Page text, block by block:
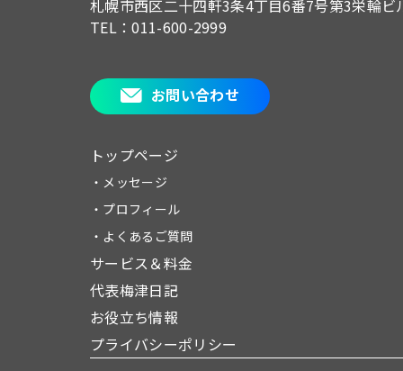
札幌市西区二十四軒3条4丁目6番7号第3栄輪ビ
TEL：011-600-2999
お問い合わせ
トップページ
・メッセージ
・プロフィール
・よくあるご質問
サービス＆料金
代表梅津日記
お役立ち情報
プライバシーポリシー